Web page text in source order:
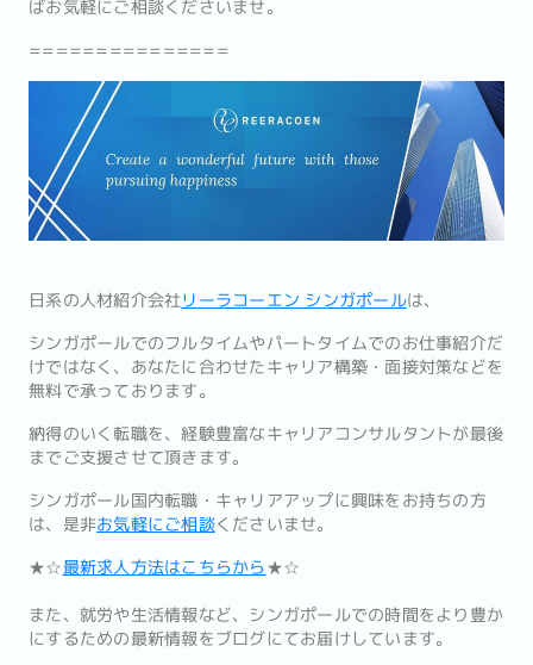
ばお気軽にご相談くださいませ。
===============
日系の人材紹介会社リーラコーエン シンガポールは、
シンガポールでのフルタイムやパートタイムでのお仕事紹介だ
けではなく、あなたに合わせたキャリア構築・面接対策などを
無料で承っております。
納得のいく転職を、経験豊富なキャリアコンサルタントが最後
までご支援させて頂きます。
シンガポール国内転職・キャリアアップに興味をお持ちの方
は、是非お気軽にご相談くださいませ。
★☆最新求人方法はこちらから ★☆
また、就労や生活情報など、シンガポールでの時間をより豊か
にするための最新情報をブログにてお届けしています。